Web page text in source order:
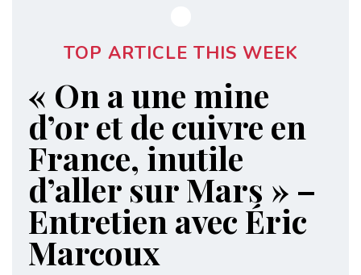
TOP ARTICLE THIS WEEK
« On a une mine
d’or et de cuivre en
France, inutile
d’aller sur Mars » –
Entretien avec Éric
Marcoux